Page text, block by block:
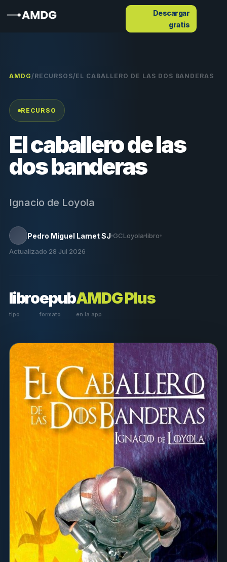
Descargar
gratis
AMDG/RECURSOS/EL CABALLERO DE LAS DOS BANDERAS
RECURSO
El caballero de las
dos banderas
Ignacio de Loyola
Pedro Miguel Lamet SJ GCLoyola libro
Actualizado 28 Jul 2026
libro
tipo
epub
formato
AMDG Plus
en la app